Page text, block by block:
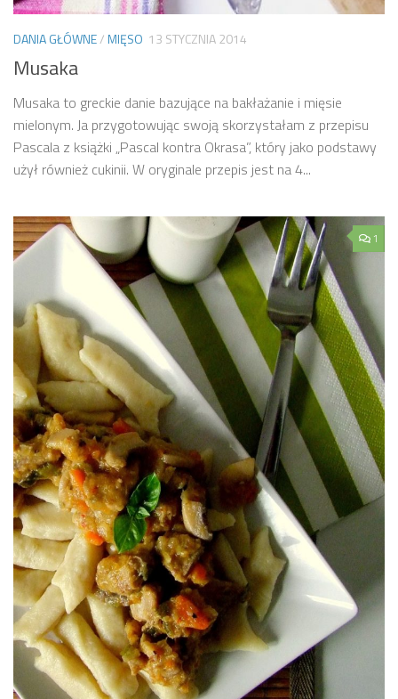
DANIA GŁÓWNE/MIĘSO 13 STYCZNIA 2014
Musaka
Musaka to greckie danie bazujące na bakłażanie i mięsie
mielonym. Ja przygotowując swoją skorzystałam z przepisu
Pascala z książki „Pascal kontra Okrasa”, który jako podstawy
użył również cukinii. W oryginale przepis jest na 4...
1